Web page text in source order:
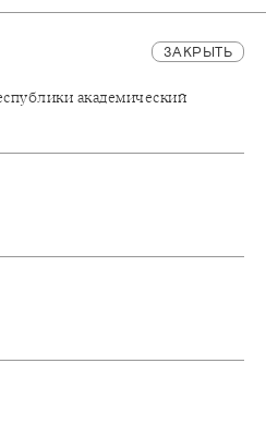
ЗАКРЫТЬ
академический